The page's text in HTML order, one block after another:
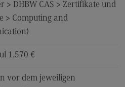
> DHBW CAS > Zertifikate und
> Computing and
1.570 €
vor dem jeweiligen